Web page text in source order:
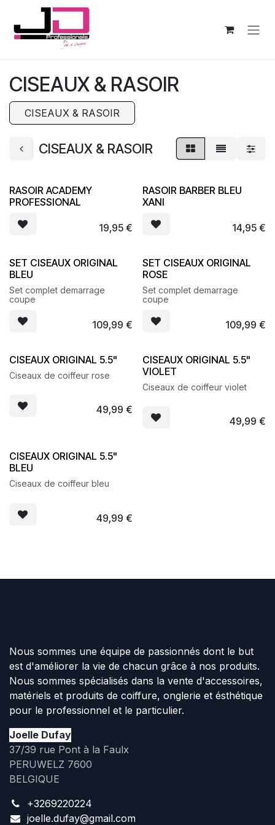
Se rendre au contenu
CISEAUX & RASOIR
CISEAUX & RASOIR
CISEAUX & RASOIR
RASOIR ACADEMY
PROFESSIONAL
19,95€
RASOIR BARBER BLEU
XANI
14,95€
SET CISEAUX ORIGINAL
BLEU
Set complet demarrage
coupe
109,99 €
SET CISEAUX ORIGINAL
ROSE
Set complet demarrage
coupe
109,99 €
CISEAUX ORIGINAL 5.5"
Ciseaux de coiffeur rose
49,99 €
CISEAUX ORIGINAL 5.5"
VIOLET
Ciseaux de coiffeur violet
49,99 €
CISEAUX ORIGINAL 5.5"
BLEU
Ciseaux de coiffeur bleu
49,99 €
Nous sommes une équipe de passionnés dont le but
est d'améliorer la vie de chacun grâce à nos produits.
Nous sommes spécialisés dans la vente d'accessoires,
matériels et produits de coiffure, onglerie et ésthétique
pour le professionnel et le particulier.
Joelle Dufay
37/39 rue Pont à la Faulx
PERUWELZ 7600
BELGIQUE
+3269220224
joelle.dufay@gmail.com